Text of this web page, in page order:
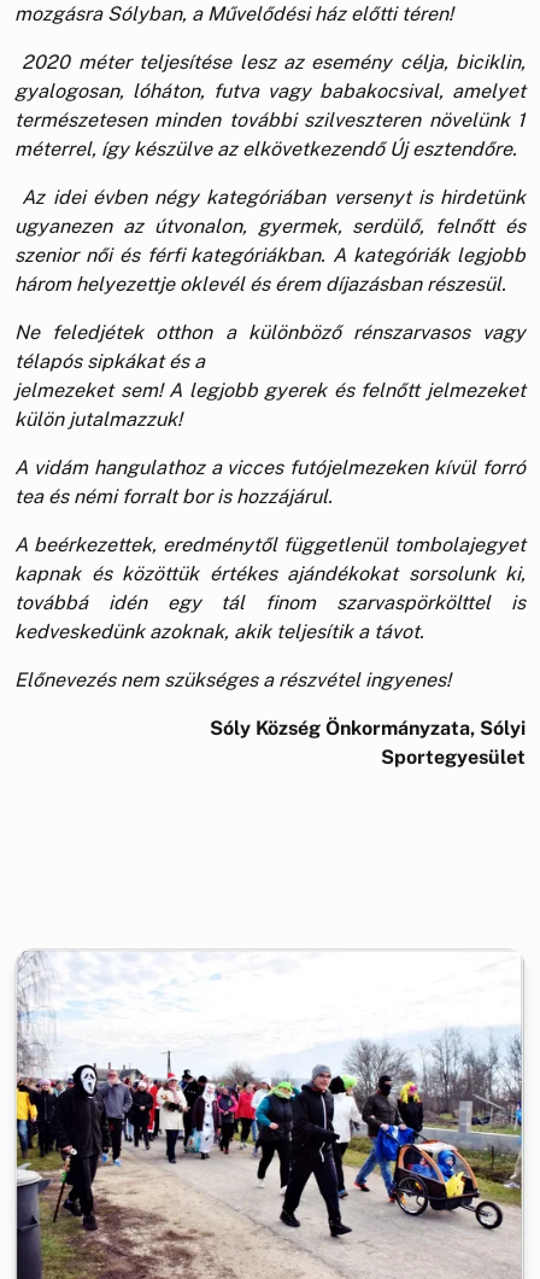
mozgásra Sólyban, a Művelődési ház előtti téren!
2020 méter teljesítése lesz az esemény célja, biciklin,
gyalogosan, lóháton, futva vagy babakocsival, amelyet
természetesen minden további szilveszteren növelünk 1
méterrel, így készülve az elkövetkezendő Új esztendőre.
Az idei évben négy kategóriában versenyt is hirdetünk
ugyanezen az útvonalon, gyermek, serdülő, felnőtt és
szenior női és férfi kategóriákban. A kategóriák legjobb
három helyezettje oklevél és érem díjazásban részesül.
Ne feledjétek otthon a különböző rénszarvasos vagy
télapós sipkákat és a
jelmezeket sem! A legjobb gyerek és felnőtt jelmezeket
külön jutalmazzuk!
A vidám hangulathoz a vicces futójelmezeken kívül forró
tea és némi forralt bor is hozzájárul.
A beérkezettek, eredménytől függetlenül tombolajegyet
kapnak és közöttük értékes ajándékokat sorsolunk ki,
továbbá idén egy tál finom szarvaspörkölttel is
kedveskedünk azoknak, akik teljesítik a távot.
Előnevezés nem szükséges a részvétel ingyenes!
Sóly Község Önkormányzata, Sólyi
Sportegyesület